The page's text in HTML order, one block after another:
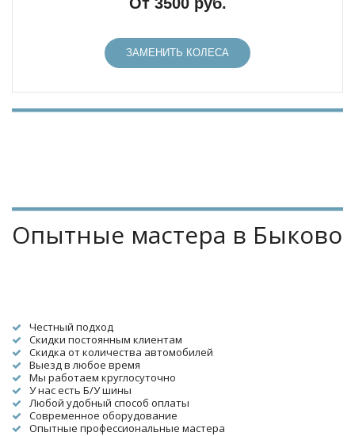
ЗАМЕНИТЬ КОЛЕСА
Опытные мастера в Быково
Честный подход
Скидки постоянным клиентам
Скидка от количества автомобилей
Выезд в любое время
Мы работаем круглосуточно
У нас есть Б/У шины
Любой удобный способ оплаты
Современное оборудование
Опытные профессиональные мастера